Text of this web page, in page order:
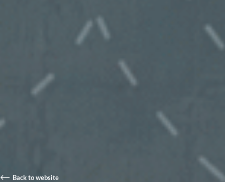
Back to website